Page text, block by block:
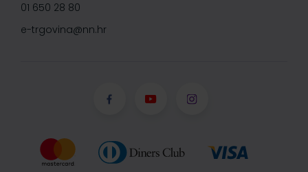
01 650 28 80
e-trgovina@nn.hr